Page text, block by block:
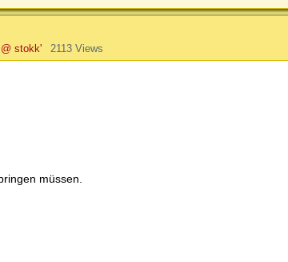
@ stokk' 2113 Views
müssen.